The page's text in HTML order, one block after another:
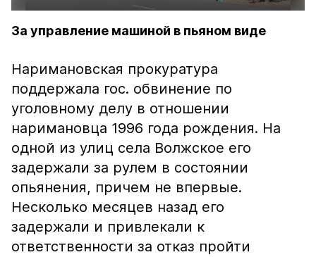
За управление машиной в пьяном виде
Наримановская прокуратура
поддержала гос. обвинение по
уголовному делу в отношении
наримановца 1996 года рождения. На
одной из улиц села Волжское его
задержали за рулем в состоянии
опьянения, причем не впервые.
Несколько месяцев назад его
задержали и привлекали к
ответственности за отказ пройти